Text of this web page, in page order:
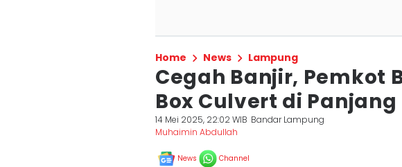
Home News Lampung
Cegah Banjir, Pemkot
Box Culvert di Panjang
14 Mei 2025, 22:02 WIB Bandar Lampung
Muhaimin Abdullah
News Channel